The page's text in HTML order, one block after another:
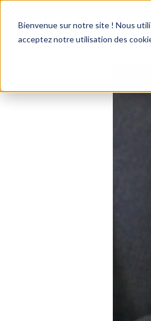
Bienvenue sur notre site ! Nous
acceptez notre utilisation des